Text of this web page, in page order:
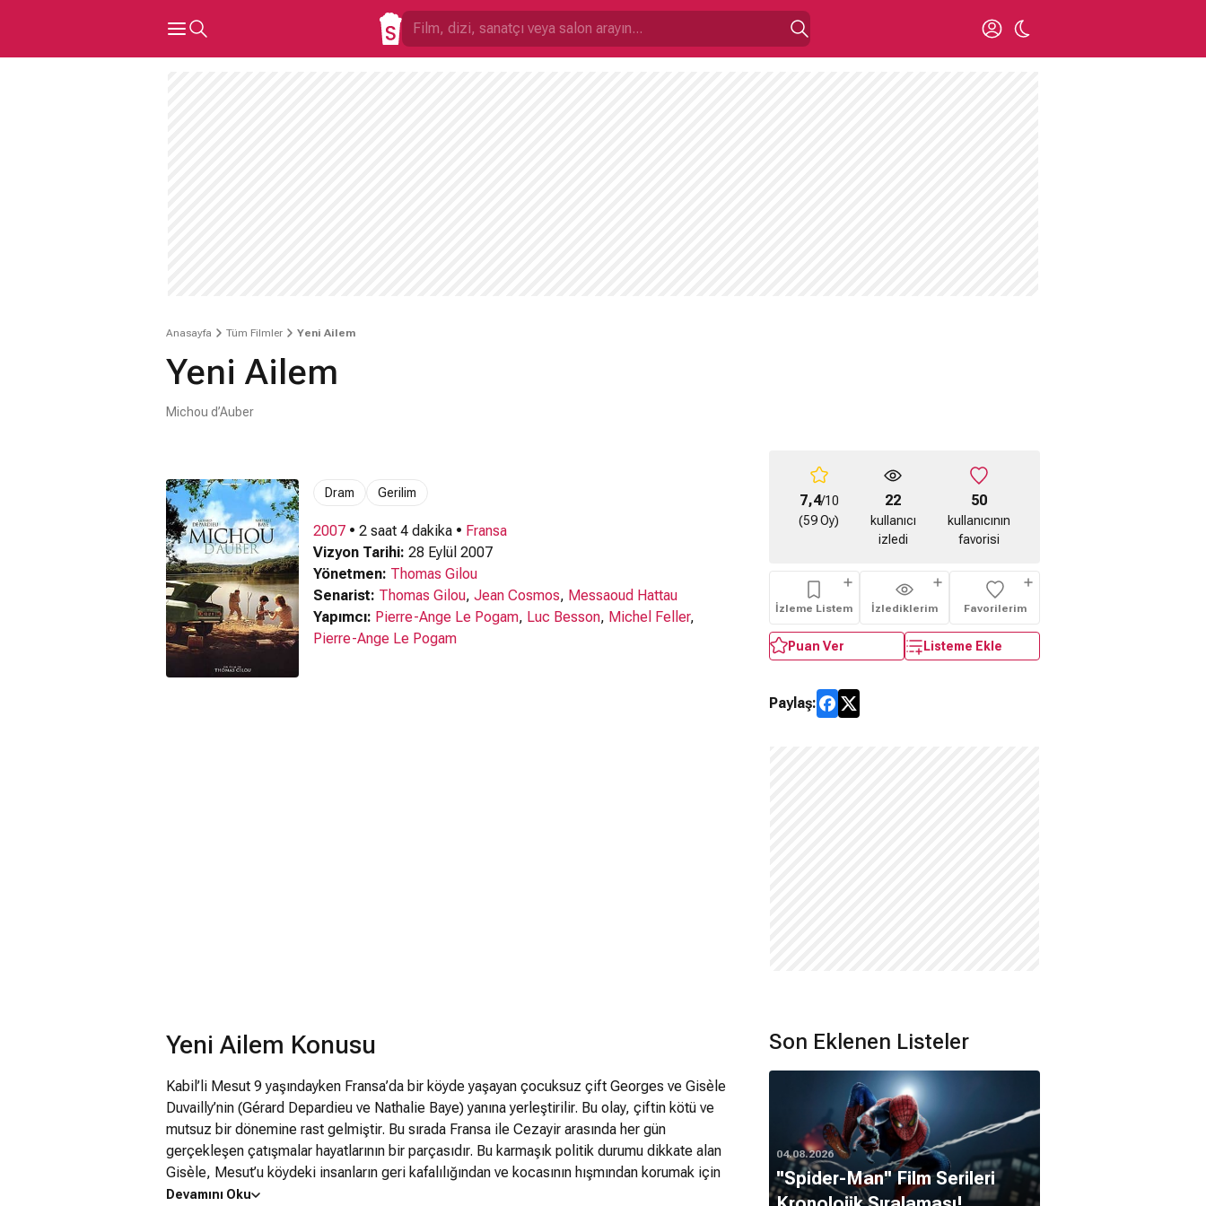
Anasayfa Tüm Filmler Yeni Ailem
Yeni Ailem
Michou d’Auber
Dram Gerilim
2007 • 2 saat 4 dakika • Fransa
Vizyon Tarihi: 28 Eylül 2007
Yönetmen: Thomas Gilou
Senarist: Thomas Gilou, Jean Cosmos, Messaoud Hattau
Yapımcı: Pierre-Ange Le Pogam, Luc Besson, Michel Feller,
Pierre-Ange Le Pogam
7,4/10
(59 Oy)
22
kullanıcı
izledi
50
kullanıcının
favorisi
İzleme Listem İzlediklerim Favorilerim
Puan Ver Listeme Ekle
Paylaş:
Yeni Ailem Konusu
Kabil’li Mesut 9 yaşındayken Fransa’da bir köyde yaşayan çocuksuz çift Georges ve Gisèle
Duvailly’nin (Gérard Depardieu ve Nathalie Baye) yanına yerleştirilir. Bu olay, çiftin kötü ve
mutsuz bir dönemine rast gelmiştir. Bu sırada Fransa ile Cezayir arasında her gün
gerçekleşen çatışmalar hayatlarının bir parçasıdır. Bu karmaşık politik durumu dikkate alan
Gisèle, Mesut’u köydeki insanların geri kafalılığından ve kocasının hışmından korumak için
çocuğun ismini Michou’ya, dinini de Müslümanlıktan Katolikliğe değiştirir. Kahverengi saçları
Devamını Oku
Son Eklenen Listeler
04.08.2026
''Spider-Man'' Film Serileri